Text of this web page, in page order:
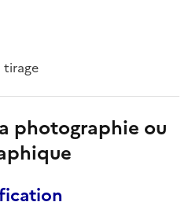
tirage
photographie ou